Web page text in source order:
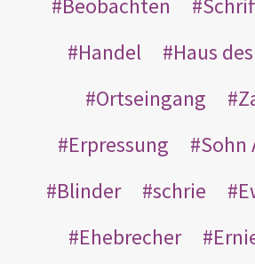
Handel
Haus
Ortseingang
Erpressung
Sohn
Blinder
schrie
Ehebrecher